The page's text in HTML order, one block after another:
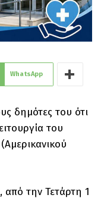
WhatsApp
δημότες του ότι
τoυ
από την Τετάρτη 1